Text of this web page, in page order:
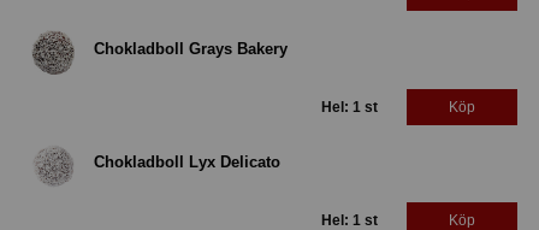
Chokladboll Grays Bakery
Hel: 1 st Köp
Chokladboll Lyx Delicato
Hel: 1 st Köp